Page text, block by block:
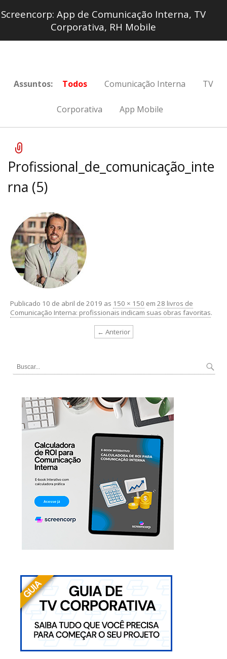
Screencorp: App de Comunicação Interna, TV
Corporativa, RH Mobile
Assuntos: Todos Comunicação Interna TV
Corporativa App Mobile
Profissional_de_comunicação_inte
rna (5)
Publicado 10 de abril de 2019 as 150 × 150 em 28 livros de
Comunicação Interna: profissionais indicam suas obras favoritas.
← Anterior